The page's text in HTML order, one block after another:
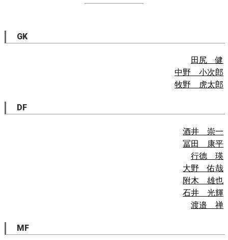
GK
田尻 健
中野 小次郎
牧野 虎太郎
DF
酒井 崇一
冨田 康平
行德 瑛
大野 佑哉
附木 雄也
石井 光輝
渡邉 禅
MF